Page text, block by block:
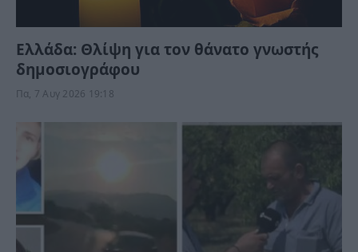
Ελλάδα: Θλίψη για τον θάνατο γνωστής
δημοσιογράφου
Πα, 7 Αυγ 2026 19:18